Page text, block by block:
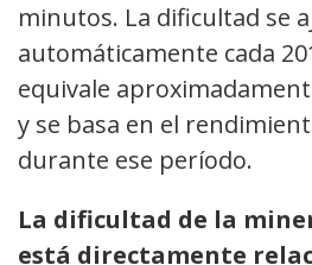
minutos. La dificultad se
automáticamente cada
equivale
y se basa en el
durante ese período.
La dificultad de la
está directamente